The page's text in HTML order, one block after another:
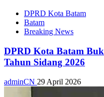
DPRD Kota Batam
Batam
Breaking News
DPRD Kota Batam
Tahun Sidang 2026
adminCN 29 April 2026